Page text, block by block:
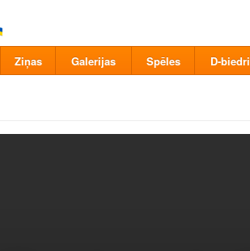
Ziņas Galerijas Spēles D-biedri